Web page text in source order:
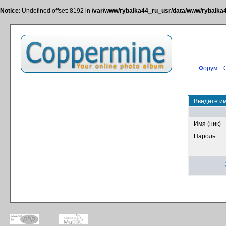
Notice: Undefined offset: 8192 in /var/www/rybalka44_ru_usr/data/www/
Форум::
Введите
Имя (ник)
Пароль